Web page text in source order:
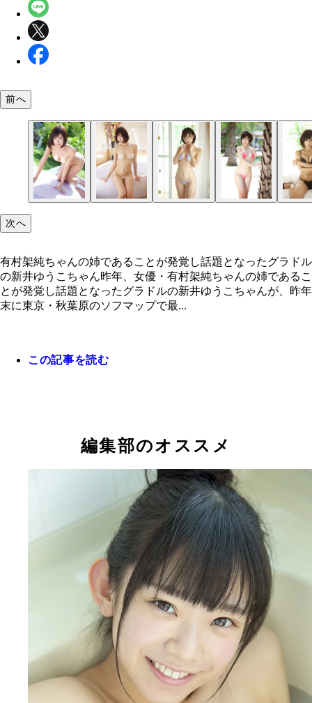
前へ
次へ
有村架純ちゃんの姉であることが発覚し話題となったグラドル
の新井ゆうこちゃん昨年、女優・有村架純ちゃんの姉であるこ
とが発覚し話題となったグラドルの新井ゆうこちゃんが、昨年
末に東京・秋葉原のソフマップで最...
この記事を読む
編集部のオススメ